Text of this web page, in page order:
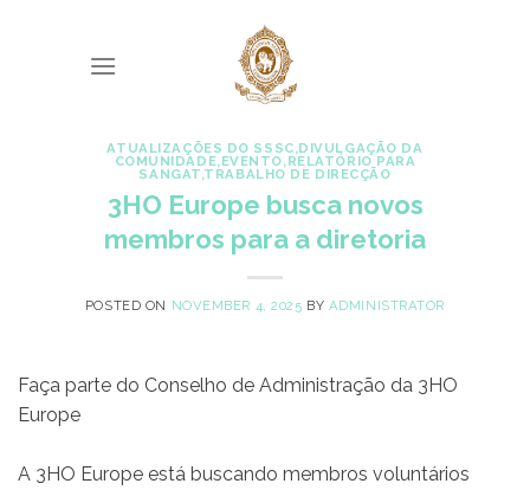
ATUALIZAÇÕES DO SSSC,DIVULGAÇÃO DA
COMUNIDADE,EVENTO,RELATÓRIO PARA
SANGAT,TRABALHO DE DIRECÇÃO
3HO Europe busca novos
membros para a diretoria
POSTED ON NOVEMBER 4, 2025 BY ADMINISTRATOR
Faça parte do Conselho de Administração da 3HO
Europe
A 3HO Europe está buscando membros voluntários